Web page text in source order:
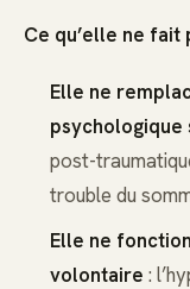
Ce qu’elle ne fait
Elle ne
post-
trouble du
Elle ne
volontaire :